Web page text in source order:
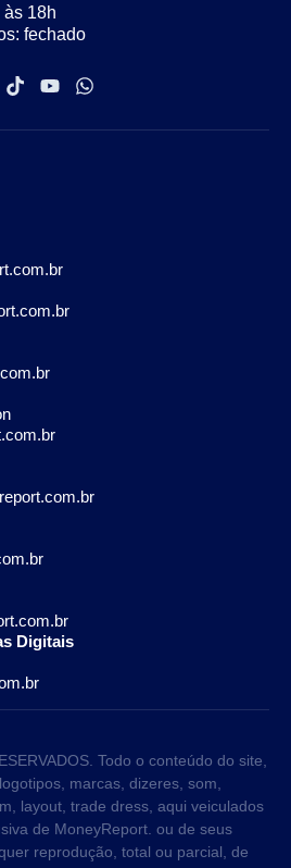
às 18h
fechado
Digitais
Todo o conteúdo do site,
marcas, dizeres, som,
layout, trade dress, aqui veiculados
de MoneyReport. ou de seus
reprodução, total ou parcial, de